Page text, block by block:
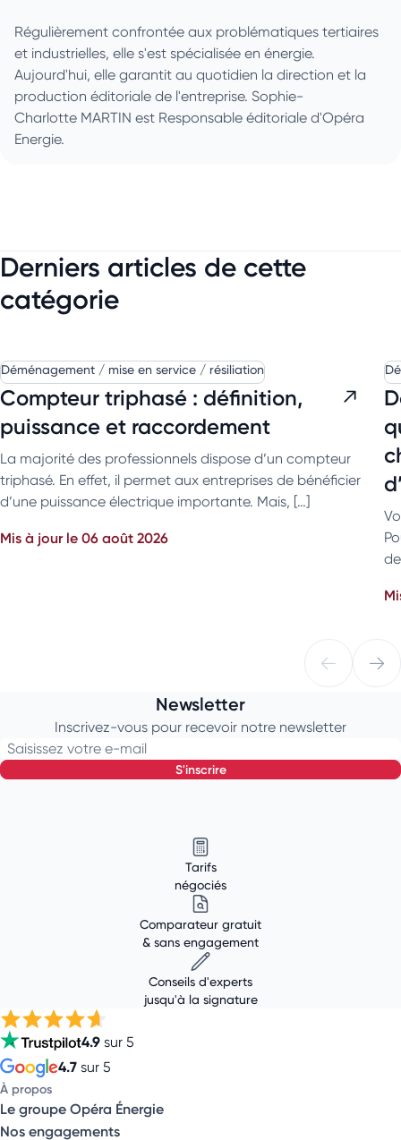
Régulièrement confrontée aux problématiques tertiaires
et industrielles, elle s'est spécialisée en énergie.
Aujourd'hui, elle garantit au quotidien la direction et la
production éditoriale de l'entreprise. Sophie-
Charlotte MARTIN est Responsable éditoriale d'Opéra
Energie.
Derniers articles de cette
catégorie
Déménagement / mise en service / résiliation
Compteur triphasé : définition,
puissance et raccordement
La majorité des professionnels dispose d’un compteur
triphasé. En effet, il permet aux entreprises de bénéficier
d’une puissance électrique importante. Mais, […]
Mis à jour le 06 août 2026
Newsletter
Inscrivez-vous pour recevoir notre newsletter
Saisissez votre e-mail
s'inscrire
Tarifs
négociés
Comparateur gratuit
& sans engagement
Conseils d'experts
jusqu'à la signature
4.9 sur 5
4.7 sur 5
À propos
Le groupe Opéra Énergie
Nos engagements